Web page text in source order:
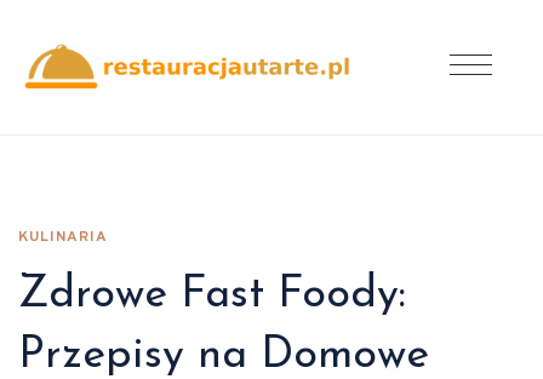
KULINARIA
Zdrowe Fast Foody:
Przepisy na Domowe